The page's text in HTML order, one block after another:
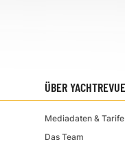
ÜBER YACHTREVUE
Mediadaten & Tarife
Das Team